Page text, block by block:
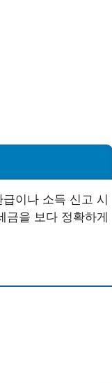
이나 소득 신고 시
금을 보다 정확하게